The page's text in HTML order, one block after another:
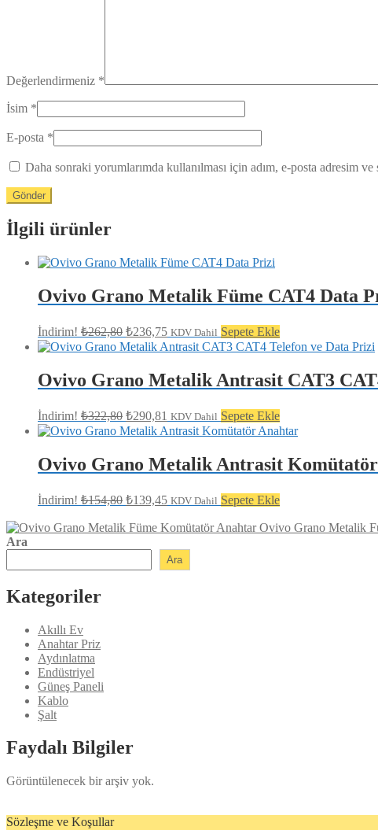
Değerlendirmeniz *
İsim *
E-posta *
Daha sonraki yorumlarımda kullanılması için adım, e-posta adresim
İlgili ürünler
Ovivo Grano Metalik Füme CAT4 Data
İndirim! ₺262,80 Orijinal
fiyat:
₺236,75 Şu
andaki
fiyat:
₺236,75.
KDV Dahil Sepete Ekle
Ovivo Grano Metalik Antrasit CAT3
İndirim! ₺322,80 Orijinal
fiyat:
₺290,81 Şu
andaki
fiyat:
₺290,81.
KDV Dahil Sepete Ekle
Ovivo Grano Metalik Antrasit
İndirim! ₺154,80 Orijinal
₺154,80.
₺139,45 Şu
fiyat:
KDV Dahil Sepete Ekle
Ovivo Grano Metalik
Ara
Ara
Kategoriler
Akıllı Ev
Anahtar Priz
Aydınlatma
Endüstriyel
Güneş Paneli
Kablo
Şalt
Faydalı Bilgiler
Görüntülenecek bir arşiv yok.
Sözleşme ve Koşullar